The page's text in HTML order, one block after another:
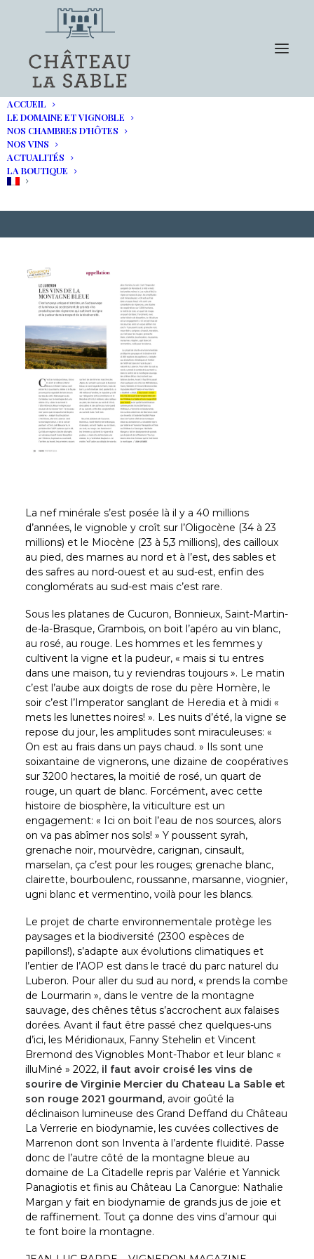
ACCUEIL
LE DOMAINE ET VIGNOBLE
NOS CHAMBRES D’HÔTES
NOS VINS
ACTUALITÉS
LA BOUTIQUE
le Luberon, les Vins de la
La nef minérale s’est posée là il y a 40 millions
d’années, le vignoble y croît sur l’Oligocène (34 à 23
millions) et le Miocène (23 à 5,3 millions), des cailloux
au pied, des marnes au nord et à l’est, des sables et
des safres au nord-ouest et au sud-est, enfin des
conglomérats au sud-est mais c’est rare.
Sous les platanes de Cucuron, Bonnieux, Saint-Martin-
de-la-Brasque, Grambois, on boit l’apéro au vin blanc,
au rosé, au rouge. Les hommes et les femmes y
cultivent la vigne et la pudeur, « mais si tu entres
dans une maison, tu y reviendras toujours ». Le matin
c’est l’aube aux doigts de rose du père Homère, le
soir c’est l’Imperator sanglant de Heredia et à midi «
mets les lunettes noires! ». Les nuits d’été, la vigne se
repose du jour, les amplitudes sont miraculeuses: «
On est au frais dans un pays chaud. » Ils sont une
soixantaine de vignerons, une dizaine de coopératives
sur 3200 hectares, la moitié de rosé, un quart de
rouge, un quart de blanc. Forcément, avec cette
histoire de biosphère, la viticulture est un
engagement: « Ici on boit l’eau de nos sources, alors
on va pas abîmer nos sols! » Y poussent syrah,
grenache noir, mourvèdre, carignan, cinsault,
marselan, ça c’est pour les rouges; grenache blanc,
clairette, bourboulenc, roussanne, marsanne, viognier,
ugni blanc et vermentino, voilà pour les blancs.
Le projet de charte environnementale protège les
paysages et la biodiversité (2300 espèces de
papillons!), s’adapte aux évolutions climatiques et
l’entier de l’AOP est dans le tracé du parc naturel du
Luberon. Pour aller du sud au nord, « prends la combe
de Lourmarin », dans le ventre de la montagne
sauvage, des chênes têtus s’accrochent aux falaises
dorées. Avant il faut être passé chez quelques-uns
d’ici, les Méridionaux, Fanny Stehelin et Vincent
Bremond des Vignobles Mont-Thabor et leur blanc «
illuMiné » 2022, il faut avoir croisé les vins de
sourire de Virginie Mercier du Chateau La Sable et
son rouge 2021 gourmand, avoir goûté la
déclinaison lumineuse des Grand Deffand du Château
La Verrerie en biodynamie, les cuvées collectives de
Marrenon dont son Inventa à l’ardente fluidité. Passe
donc de l’autre côté de la montagne bleue au
domaine de La Citadelle repris par Valérie et Yannick
Panagiotis et finis au Château La Canorgue: Nathalie
Margan y fait en biodynamie de grands jus de joie et
de raffinement. Tout ça donne des vins d’amour qui
te font boire la montagne.